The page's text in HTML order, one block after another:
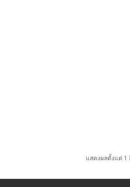
แสดงผลตั้งแต่ 1